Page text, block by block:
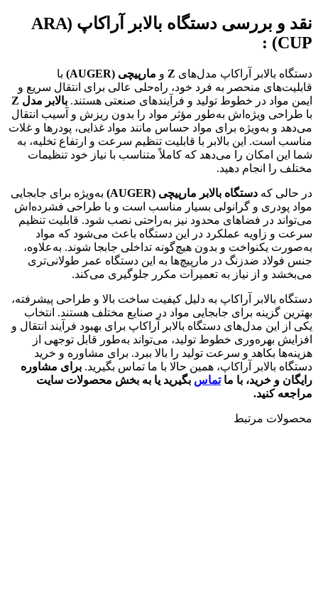
نقد و بررسی دستگاه بالابر آراکاپ (ARA
CUP)
:
دستگاه بالابر آراکاپ مدل‌های Z و مارپیچی (AUGER)
با
قابلیت‌های منحصر به فرد خود، راه‌حلی عالی برای انتقال سریع و
ایمن مواد در خطوط تولید و فرآیندهای صنعتی هستند. بالابر مدل
با طراحی ویژه‌اش به‌طور مؤثر مواد را بدون ریزش و آسیب انتقال
می‌دهد و به‌ویژه برای مواد حساس مانند مواد غذایی، پودرها و غلات
مناسب است. این بالابر با قابلیت تنظیم سرعت و ارتفاع تخلیه، به
شما این امکان را می‌دهد که کاملاً متناسب با نیاز خود تنظیمات
مختلف را انجام دهید.
در حالی که دستگاه بالابر مارپیچی (AUGER)
به‌ویژه برای جابجایی
مواد پودری و گرانولی بسیار مناسب است و با طراحی فشرده‌اش
می‌تواند در فضاهای محدود نیز به‌راحتی نصب شود. قابلیت تنظیم
سرعت و زاویه عملکرد در این دستگاه باعث می‌شود که مواد
به‌صورت یکنواخت و بدون هیچ‌گونه تداخلی جابجا شوند. به‌علاوه،
جنس فولاد ضدزنگ در مارپیچ‌ها به این دستگاه عمر طولانی‌تری
می‌بخشد و از نیاز به تعمیرات مکرر جلوگیری می‌کند.
دستگاه بالابر آراکاپ به دلیل کیفیت ساخت بالا و طراحی پیشرفته،
بهترین گزینه برای جابجایی مواد در صنایع مختلف هستند. انتخاب
یکی از این مدل‌های دستگاه بالابر آراکاپ برای بهبود فرآیند انتقال و
افزایش بهره‌وری خطوط تولید، می‌تواند به‌طور قابل توجهی از
هزینه‌ها بکاهد و سرعت تولید را بالا ببرد. برای مشاوره و خرید
دستگاه بالابر آراکاپ، همین حالا با ما تماس بگیرید. برای مشاوره
رایگان و خرید، با ماتماس بگیرید یا به بخش محصولات سایت
مراجعه کنید.
محصولات مرتبط